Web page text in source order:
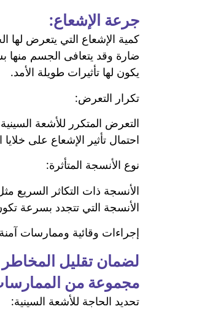
جرعة الإشعاع:
كمية الإشعاع التي يتعرض لها
ضارة وقد يتعافى الجسم منها
يكون لها تأثيرات طويلة الأمد.
تكرار التعرض:
التعرض المتكرر للأشعة
احتمال تأثير الإشعاع على
نوع الأنسجة المتأثرة:
الأنسجة ذات التكاثر السريع
الأنسجة التي تتجدد بسرعة
إجراءات وقائية وممارسات آمنة
لضمان تقليل المخاطر
مجموعة من
تحديد الحاجة للأشعة السينية: